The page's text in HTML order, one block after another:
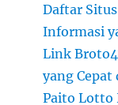
Daftar
Informasi
Link
yang
Paito Lotto